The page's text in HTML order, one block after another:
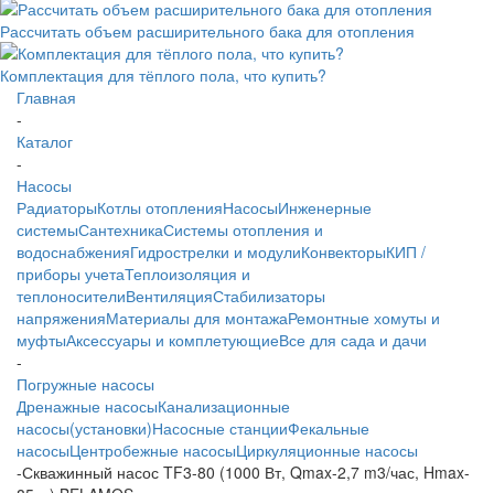
Рассчитать объем расширительного бака для отопления
Комплектация для тёплого пола, что купить?
Главная
-
Каталог
-
Насосы
РадиаторыКотлы отопленияНасосыИнженерные
системыСантехникаСистемы отопления и
водоснабженияГидрострелки и модулиКонвекторыКИП /
приборы учетаТеплоизоляция и
теплоносителиВентиляцияСтабилизаторы
напряженияМатериалы для монтажаРемонтные хомуты и
муфтыАксессуары и комплетующиеВсе для сада и дачи
-
Погружные насосы
Дренажные насосыКанализационные
насосы(установки)Насосные станцииФекальные
насосыЦентробежные насосыЦиркуляционные насосы
-Скважинный насос TF3-80 (1000 Вт, Qmax-2,7 m3/час, Hmax-